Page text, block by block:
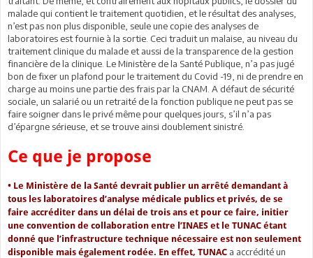
malade qui contient le traitement quotidien, et le résultat des analyses,
n’est pas non plus disponible, seule une copie des analyses de
laboratoires est fournie à la sortie. Ceci traduit un malaise, au niveau du
traitement clinique du malade et aussi de la transparence de la gestion
financière de la clinique. Le Ministère de la Santé Publique, n’a pas jugé
bon de fixer un plafond pour le traitement du Covid -19, ni de prendre en
charge au moins une partie des frais par la CNAM. A défaut de sécurité
sociale, un salarié ou un retraité de la fonction publique ne peut pas se
faire soigner dans le privé même pour quelques jours, s’il n’a pas
d’épargne sérieuse, et se trouve ainsi doublement sinistré.
Ce que je propose
• Le Ministère de la Santé devrait publier un arrêté demandant à
tous les laboratoires d’analyse médicale publics et privés, de se
faire accréditer dans un délai de trois ans et pour ce faire, initier
une convention de collaboration entre l’INAES et le TUNAC étant
donné que l’infrastructure technique nécessaire est non seulement
disponible mais également rodée. En effet, TUNAC a accrédité un